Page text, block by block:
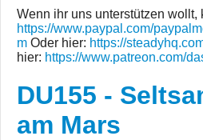
Wenn ihr uns unterstützen wollt,
https://www.paypal.com/
m Oder hier: https://
hier: https://www.patreon.com/
DU155 -
am Mars